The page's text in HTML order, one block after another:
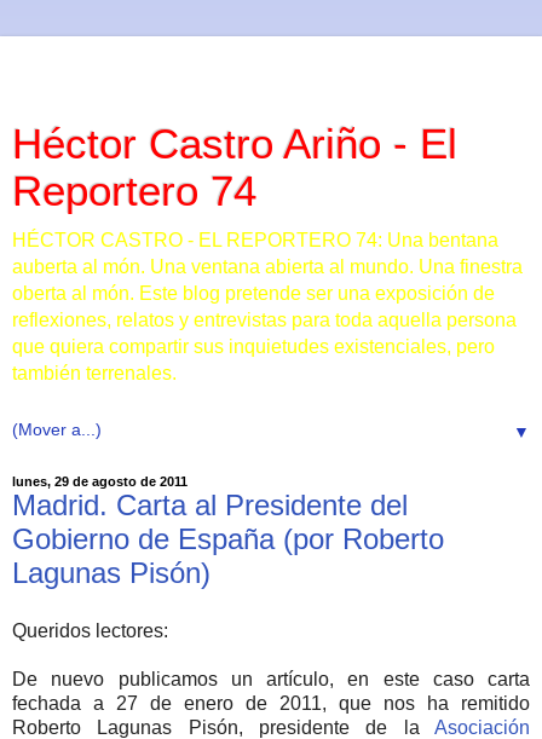
Héctor Castro Ariño - El
Reportero 74
HÉCTOR CASTRO - EL REPORTERO 74: Una bentana
auberta al món. Una ventana abierta al mundo. Una finestra
oberta al món. Este blog pretende ser una exposición de
reflexiones, relatos y entrevistas para toda aquella persona
que quiera compartir sus inquietudes existenciales, pero
también terrenales.
▼
lunes, 29 de agosto de 2011
Madrid. Carta al Presidente del
Gobierno de España (por Roberto
Lagunas Pisón)
Queridos lectores:
De nuevo publicamos un artículo, en este caso carta
fechada a 27 de enero de 2011, que nos ha remitido
Roberto Lagunas Pisón, presidente de la Asociación